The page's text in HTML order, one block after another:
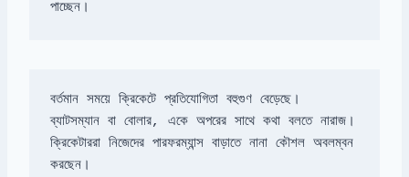
পাচ্ছেন।
ক্রিকেটাররা নিজেদের পারফরম্যান্স বাড়াতে নানা কৌশল অবলম্বন